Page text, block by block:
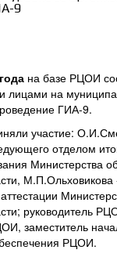
9
на базе РЦОИ
лицами на
ГИА-9.
участие:
отделом
Министерства
М.П.Ольховикова
руководитель
заместитель
РЦОИ.